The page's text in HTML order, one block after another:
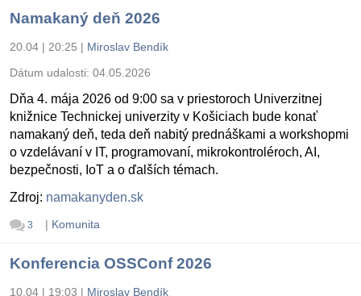
Namakaný deň 2026
20.04 | 20:25 | Miroslav Bendík
Dátum udalosti: 04.05.2026
Dňa 4. mája 2026 od 9:00 sa v priestoroch Univerzitnej
knižnice Technickej univerzity v Košiciach bude konať
namakaný deň, teda deň nabitý prednáškami a workshopmi
o vzdelávaní v IT, programovaní, mikrokontroléroch, AI,
bezpečnosti, IoT a o ďalších témach.
Zdroj: namakanyden.sk
3 | Komunita
Konferencia OSSConf 2026
10.04 | 19:03 | Miroslav Bendík